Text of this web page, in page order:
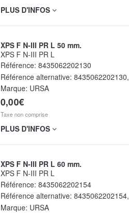
PLUS D'INFOS
XPS F N-III PR L 50 mm.
XPS F N-III PR L
Référence: 8435062202130
Référence alternative: 8435062202130,
Marque: URSA
0,00€
Taxe non comprise
PLUS D'INFOS
XPS F N-III PR L 60 mm.
XPS F N-III PR L
Référence: 8435062202154
Référence alternative: 8435062202154,
Marque: URSA